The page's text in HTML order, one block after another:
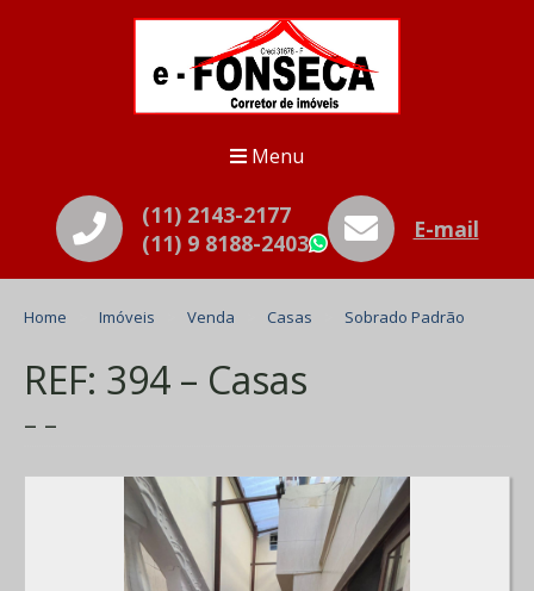
Menu
(11) 2143-2177
(11) 9 8188-2403
WhatsApp
E-mail
Home Imóveis Venda Casas Sobrado Padrão
REF: 394 – Casas
– –